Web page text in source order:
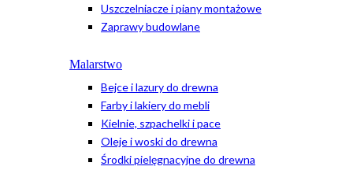
Uszczelniacze i piany montażowe
Zaprawy budowlane
Malarstwo
Bejce i lazury do drewna
Farby i lakiery do mebli
Kielnie, szpachelki i pace
Oleje i woski do drewna
Środki pielęgnacyjne do drewna